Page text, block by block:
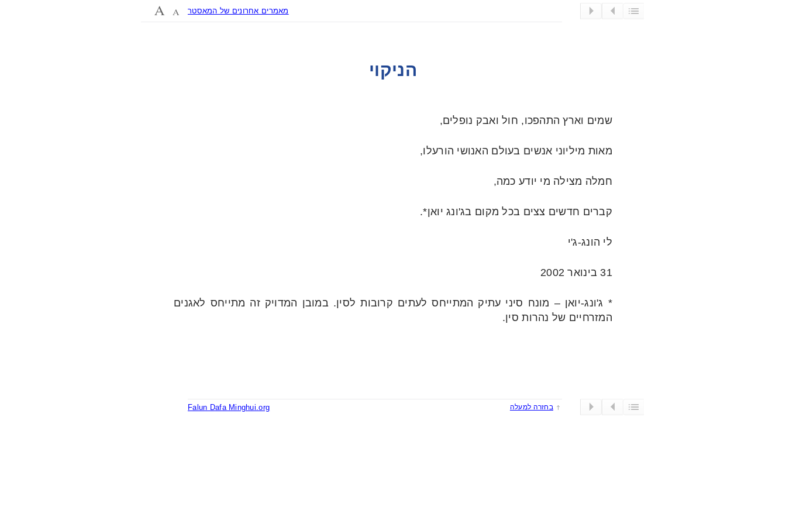
מאמרים אחרונים של המאסטר
הניקוי
שמים וארץ התהפכו, חול ואבק נופלים,
מאות מיליוני אנשים בעולם האנושי הורעלו,
חמלה מצילה מי יודע כמה,
קברים חדשים צצים בכל מקום בג'ונג יואן*.
לי הונג-ג'י
31 בינואר 2002
* ג'ונג-יואן – מונח סיני עתיק המתייחס לעתים קרובות לסין. במובן המדויק זה מתייחס לאגנים
המזרחיים של נהרות סין.
Falun Dafa Minghui.org בחזרה למעלה